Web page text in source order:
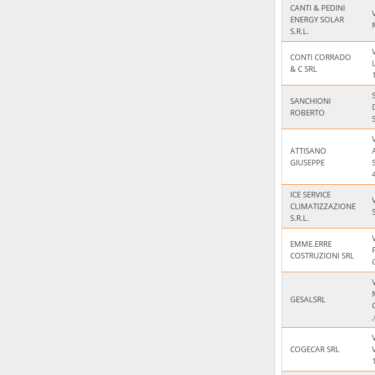
CANTI & PEDINI
ENERGY SOLAR
S.R.L.
CONTI CORRADO
& C SRL
SANCHIONI
ROBERTO
ATTISANO
GIUSEPPE
ICE SERVICE
CLIMATIZZAZIONE
S.R.L.
EMME.ERRE
COSTRUZIONI SRL
GESALSRL
COGECAR SRL